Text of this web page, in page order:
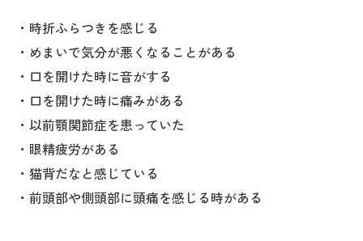
・時折ふらつきを感じる
・めまいで気分が悪くなることがある
・口を開けた時に音がする
・口を開けた時に痛みがある
・以前顎関節症を患っていた
・眼精疲労がある
・猫背だなと感じている
・前頭部や側頭部に頭痛を感じる時がある